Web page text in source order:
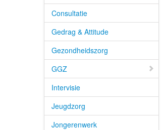
Consultatie
Gedrag & Attitude
Gezondheidszorg
GGZ
Intervisie
Jeugdzorg
Jongerenwerk